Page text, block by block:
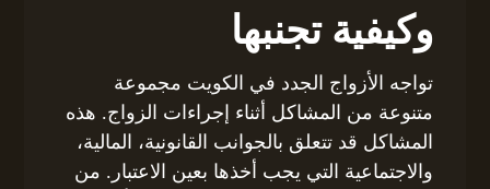
وكيفية تجنبها
تواجه الأزواج الجدد في الكويت مجموعة
متنوعة من المشاكل أثناء إجراءات الزواج. هذه
المشاكل قد تتعلق بالجوانب القانونية، المالية،
والاجتماعية التي يجب أخذها بعين الاعتبار. من